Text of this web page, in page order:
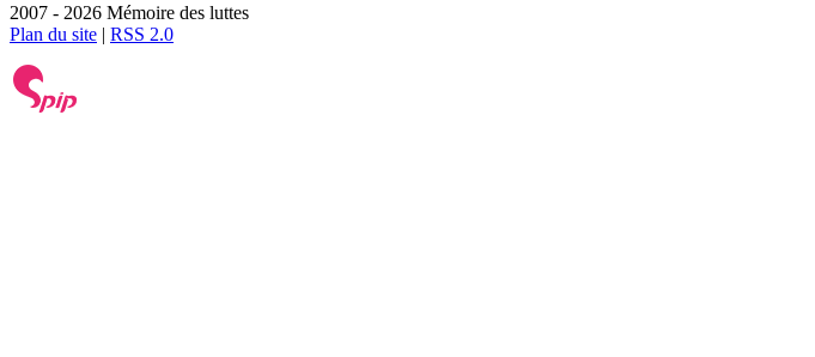
2007 - 2026 Mémoire des luttes
Plan du site | RSS 2.0